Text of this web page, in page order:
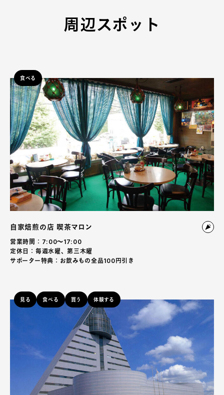
周辺スポット
食べる
自家焙煎の店 喫茶マロン
営業時間：7:00〜17:00
定休日：毎週水曜、第三木曜
サポーター特典：お飲みもの全品100円引き
見る 食べる 買う 体験する